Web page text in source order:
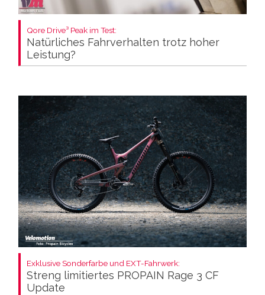
Qore Drive³ Peak im Test:
Natürliches Fahrverhalten trotz hoher
Leistung?
Exklusive Sonderfarbe und EXT-Fahrwerk:
Streng limitiertes PROPAIN Rage 3 CF
Update